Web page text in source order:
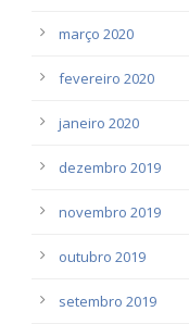
março 2020
fevereiro 2020
janeiro 2020
dezembro 2019
novembro 2019
outubro 2019
setembro 2019